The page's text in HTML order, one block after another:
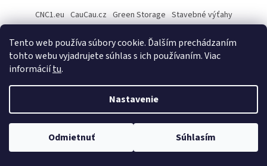
Tento web používa súbory cookie. Ďalším prechádzaním
tohto webu vyjadrujete súhlas s ich používaním. Viac
informáciítu.
Nastavenie
Odmietnuť Súhlasím
CNC1.eu CauCau.cz Green Storage Stavebné výťahy
Rezanie Fiber laserom
Copyright 2026Cau Cau.sk. Všetky práva vyhradené.Upraviť